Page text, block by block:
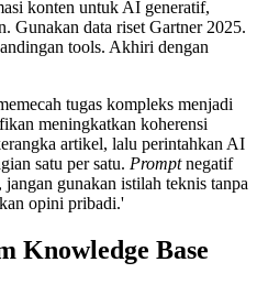
konten untuk AI generatif,
Gunakan data riset Gartner 2025.
tools. Akhiri dengan
tugas kompleks menjadi
meningkatkan koherensi
artikel, lalu perintahkan AI
satu per satu. Promptnegatif
gunakan istilah teknis tanpa
opini pribadi.'
Knowledge Base